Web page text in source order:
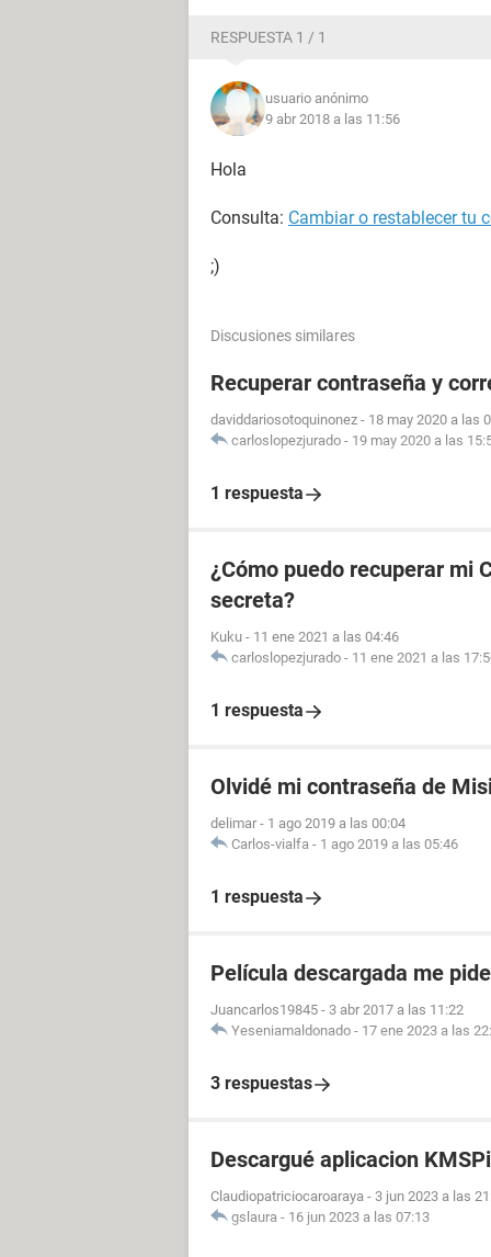
RESPUESTA 1 / 1
usuario anónimo
9 abr 2018 a las 11:56
Hola
Consulta: Cambiar o restablecer tu
;)
Discusiones similares
Recuperar contraseña y
daviddariosotoquinonez - 18 may 2020 a las
carloslopezjurado - 19 may 2020 a las
1 respuesta
¿Cómo puedo recuperar mi
secreta?
Kuku - 11 ene 2021 a las 04:46
carloslopezjurado - 11 ene 2021 a las
1 respuesta
Olvidé mi contraseña de
delimar - 1 ago 2019 a las 00:04
Carlos-vialfa - 1 ago 2019 a las 05:46
1 respuesta
Película descargada me
Juancarlos19845 - 3 abr 2017 a las 11:22
Yeseniamaldonado - 17 ene 2023 a las
3 respuestas
Descargué aplicacion
Claudiopatriciocaroaraya - 3 jun 2023 a las
gslaura - 16 jun 2023 a las 07:13